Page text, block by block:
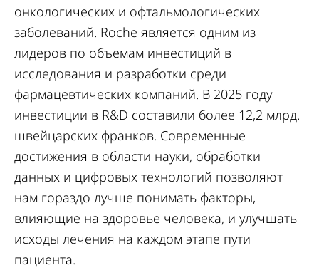
онкологических и офтальмологических
заболеваний. Roche является одним из
лидеров по объемам инвестиций в
исследования и разработки среди
фармацевтических компаний. В 2025 году
инвестиции в R&D составили более 12,2 млрд.
швейцарских франков. Современные
достижения в области науки, обработки
данных и цифровых технологий позволяют
нам гораздо лучше понимать факторы,
влияющие на здоровье человека, и улучшать
исходы лечения на каждом этапе пути
пациента.